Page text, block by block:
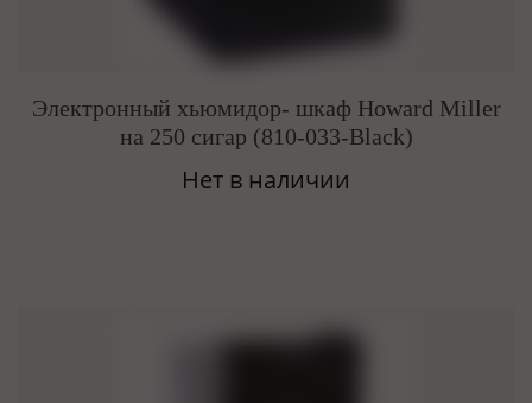
Электронный хьюмидор- шкаф Howard Miller
на 250 сигар (810-033-Black)
Нет в наличии